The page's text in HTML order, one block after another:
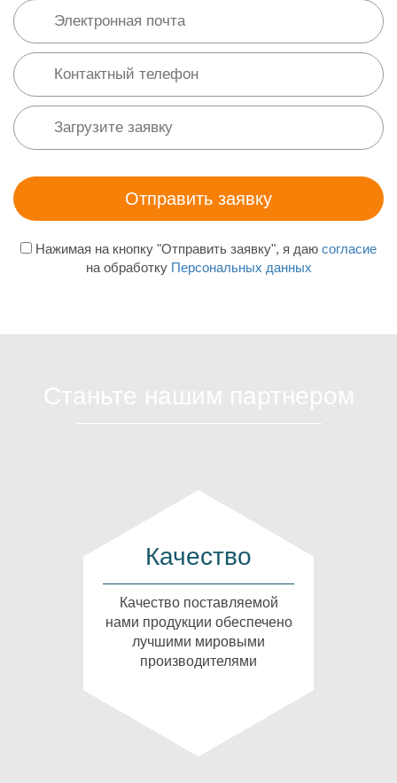
Нажимая на кнопку "Отправить заявку", я даю согласие
на обработку Персональных данных
Качество
Качество поставляемой
нами продукции обеспечено
лучшими мировыми
производителями